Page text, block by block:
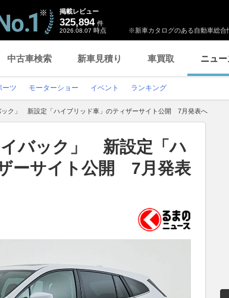
※新車カタログのある自動車総合
掲載レビュー
325,894 件
2026.08.07 時点
中古車検索 新車見積り 車買取 ニュー
ーツ モーターショー イベント ランキング
ック」 新設定「ハイブリッド車」のティザーサイト公開 7月発表へ
バック」 新設定「ハ
ーサイト公開 7月発表